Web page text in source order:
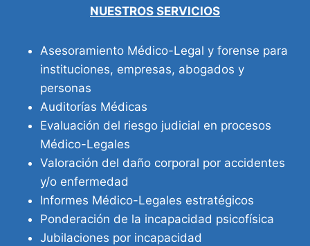
NUESTROS SERVICIOS
Asesoramiento Médico-Legal y forense para
instituciones, empresas, abogados y
personas
Auditorías Médicas
Evaluación del riesgo judicial en procesos
Médico-Legales
Valoración del daño corporal por accidentes
y/o enfermedad
Informes Médico-Legales estratégicos
Ponderación de la incapacidad psicofísica
Jubilaciones por incapacidad